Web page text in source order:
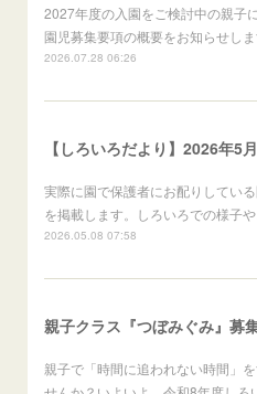
2027年度の入園をご検討中の親子に
園児募集要項の概要をお知らせし
2026.07.28 06:26
【しろいろだより】2026年5
実際に園で保護者にお配りしてい
を掲載します。しろいろでの様子
2026.05.08 07:58
親子クラス『つぼみぐみ』募
親子で「時間に追われない時間」